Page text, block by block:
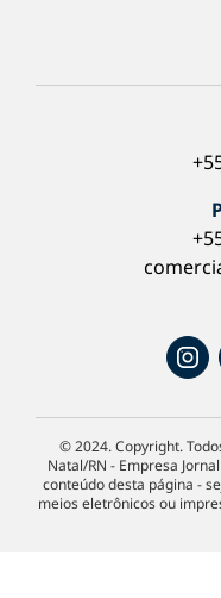
© 2024. Copyright.
Natal/RN - Empresa
conteúdo desta página -
meios eletrônicos ou